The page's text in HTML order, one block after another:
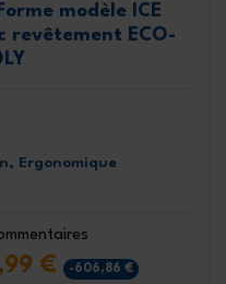
modèle ICE
revêtement ECO-
Ergonomique
€ -606,86 €